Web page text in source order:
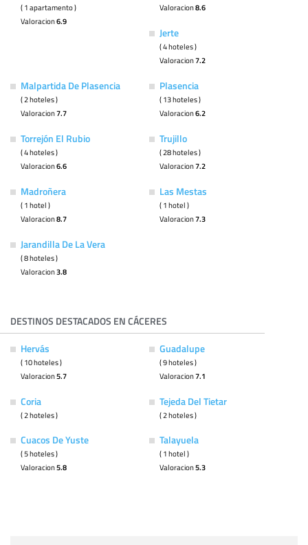
( 1 apartamento )
Valoracion6.9
Valoracion8.6
Jerte
( 4 hoteles )
Valoracion7.2
Malpartida De Plasencia
( 2 hoteles )
Valoracion7.7
Plasencia
( 13 hoteles )
Valoracion6.2
Torrejón El Rubio
( 4 hoteles )
Valoracion6.6
Trujillo
( 28 hoteles )
Valoracion7.2
Madroñera
( 1 hotel )
Valoracion8.7
Las Mestas
( 1 hotel )
Valoracion7.3
Jarandilla De La Vera
( 8 hoteles )
Valoracion3.8
DESTINOS DESTACADOS EN CÁCERES
Hervás
( 10 hoteles )
Valoracion5.7
Guadalupe
( 9 hoteles )
Valoracion7.1
Coria
( 2 hoteles )
Tejeda Del Tietar
( 2 hoteles )
Cuacos De Yuste
( 5 hoteles )
Valoracion5.8
Talayuela
( 1 hotel )
Valoracion5.3